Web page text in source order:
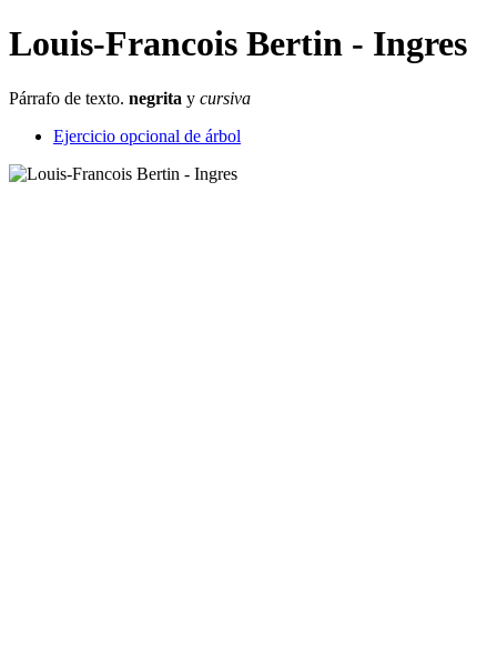
Louis-Francois Bertin - Ingres
Párrafo de texto. negrita y cursiva
Ejercicio opcional de árbol